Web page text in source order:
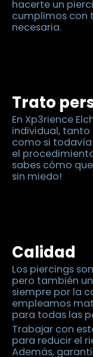
hacerte un
cumplimos con
necesaria.
Trato
En Xp3rience
individual, tanto
como si todavía
el
sabes cómo
sin miedo!
Calidad
Los piercings
pero también
siempre por la
empleamos
para todas las
Trabajar con
para reducir el
Además,